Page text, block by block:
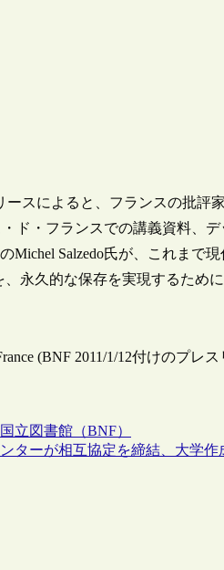
スによると、フランスの批評
ド・フランスでの講義資料、
Salzedo氏が、これまで
、永久的な保存を実現するため
(BNF 2011/1/12付けのプレ
立図書館（BNF）
ターが相互協定を締結、大学作